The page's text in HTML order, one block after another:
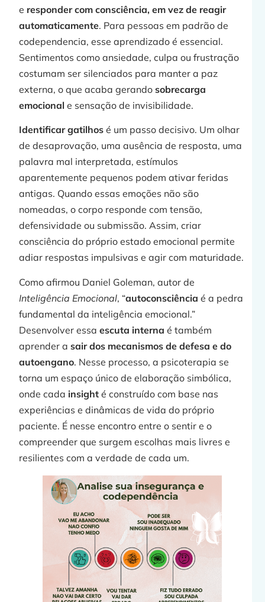
e responder com consciência, em vez de reagir
automaticamente. Para pessoas em padrão de
codependencia, esse aprendizado é essencial.
Sentimentos como ansiedade, culpa ou frustração
costumam ser silenciados para manter a paz
externa, o que acaba gerando sobrecarga
emocionale sensação de invisibilidade.
Identificar gatilhos é um passo decisivo. Um olhar
de desaprovação, uma ausência de resposta, uma
palavra mal interpretada, estímulos
aparentemente pequenos podem ativar feridas
antigas. Quando essas emoções não são
nomeadas, o corpo responde com tensão,
defensividade ou submissão. Assim, criar
consciência do próprio estado emocional permite
adiar respostas impulsivas e agir com maturidade.
Como afirmou Daniel Goleman, autor de
Inteligência Emocional, “autoconsciência é a pedra
fundamental da inteligência emocional.”
Desenvolver essaescuta interna é também
aprender asair dos mecanismos de defesa e do
autoengano. Nesse processo, a psicoterapia se
torna um espaço único de elaboração simbólica,
onde cada insight é construído com base nas
experiências e dinâmicas de vida do próprio
paciente. É nesse encontro entre o sentir e o
compreender que surgem escolhas mais livres e
resilientes com a verdade de cada um.